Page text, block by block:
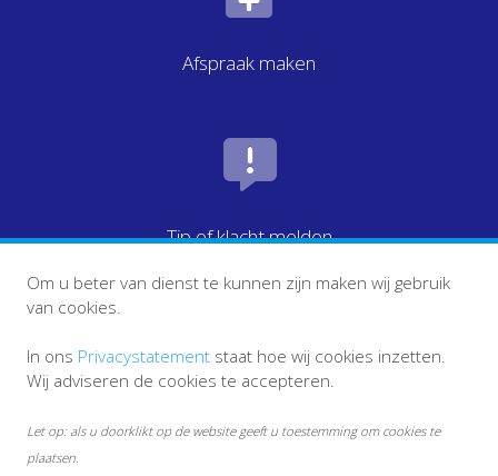
Afspraak maken
Tip of klacht melden
Om u beter van dienst te kunnen zijn maken wij gebruik
van cookies.
In ons Privacystatement staat hoe wij cookies inzetten.
Wij adviseren de cookies te accepteren.
Let op: als u doorklikt op de website geeft u toestemming om cookies te
plaatsen.